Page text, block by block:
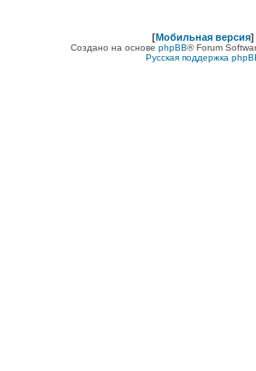
[Мобильная версия]
Создано на основе phpBB® Forum
Русская поддержка